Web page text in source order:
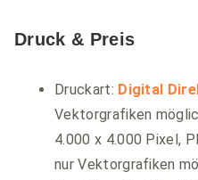
Druck & Preis
Druckart: Digital
Vektorgrafiken
4.000 x 4.000 Pixel,
nur Vektorgrafiken